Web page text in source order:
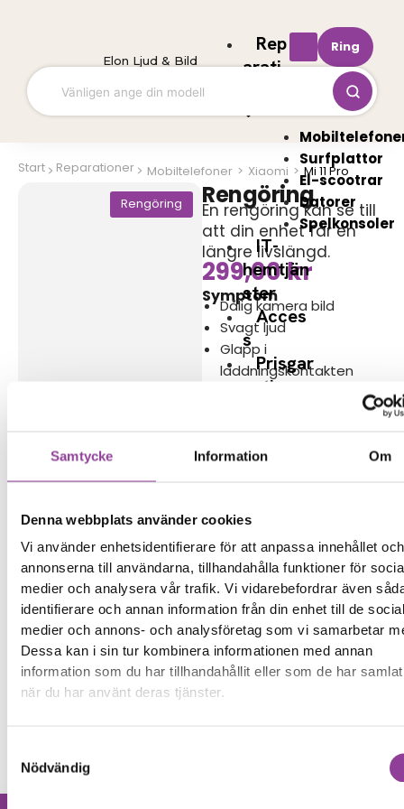
Samtycke Information Om
Denna webbplats använder cookies
Vi använder enhetsidentifierare för att anpassa innehållet och
annonserna till användarna, tillhandahålla funktioner för
medier och analysera vår trafik. Vi vidarebefordrar även
identifierare och annan information från din enhet till de
medier och annons- och analysföretag som vi samarbetar
Dessa kan i sin tur kombinera informationen med annan
information som du har tillhandahållit eller som de har
när du har använt deras tjänster.
Nödvändig
Elon Ljud & Bild
Rep
arati
Surfplattor
El-scootrar
Datorer
Spelkonsoler
IT-
hemtjän
ster
Acces
s
Prisgar
anti
Företa
t
Ring
Start Reparationer Mobiltelefoner > Xiaomi >Mi 11 Pro
Rengöring
Rengöring
En rengöring kan se till
att din enhet får en
längre livslängd.
299,00kr
Symptom
Dålig kamera bild
Svagt ljud
Glapp i
laddningskontakten
Reparations tid – Ca 30
Fler reparationer för samma
modell
Felsökning299,00kr
Byte av batteri 699,00kr